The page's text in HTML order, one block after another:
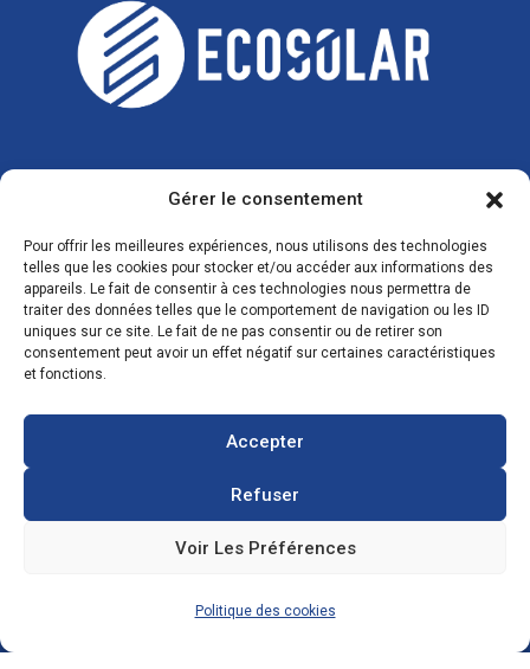
Gérer le consentement
Pour offrir les meilleures expériences, nous utilisons des technologies
telles que les cookies pour stocker et/ou accéder aux informations des
appareils. Le fait de consentir à ces technologies nous permettra de
traiter des données telles que le comportement de navigation ou les ID
uniques sur ce site. Le fait de ne pas consentir ou de retirer son
consentement peut avoir un effet négatif sur certaines caractéristiques
et fonctions.
Accepter
Refuser
Voir Les Préférences
Politique des cookies
CONTACTS
Zone Industrielle, 3 Rue de l'Industrie 08350
Donchery
contact@ecosolar.energy